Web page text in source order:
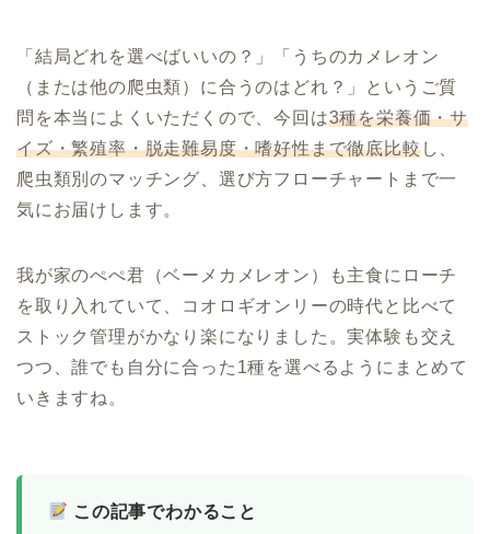
「結局どれを選べばいいの？」「うちのカメレオン
（または他の爬虫類）に合うのはどれ？」というご質
問を本当によくいただくので、今回は3種を栄養価・サ
イズ・繁殖率・脱走難易度・嗜好性まで徹底比較し、
爬虫類別のマッチング、選び方フローチャートまで一
気にお届けします。
我が家のぺぺ君（ベーメカメレオン）も主食にローチ
を取り入れていて、コオロギオンリーの時代と比べて
ストック管理がかなり楽になりました。実体験も交え
つつ、誰でも自分に合った1種を選べるようにまとめて
いきますね。
この記事でわかること